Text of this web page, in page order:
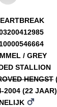
/ GREY
STALLION
HENGST
2004 (22 JAAR)